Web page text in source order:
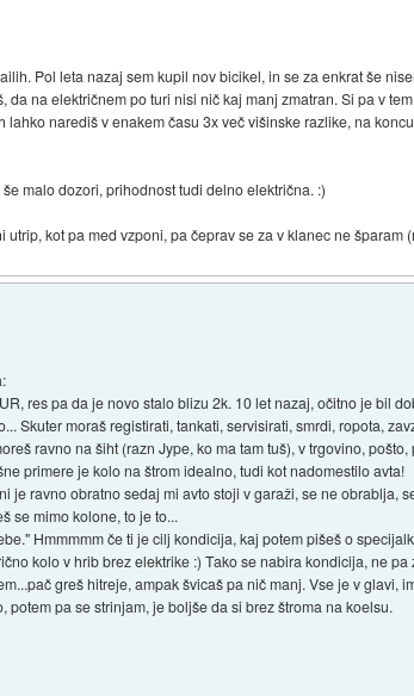
Pol leta nazaj sem kupil nov bicikel, in se za enkrat še
na električnem po turi nisi nič kaj manj zmatran. Si pa v
narediš v enakem času 3x več višinske razlike, na
malo dozori, prihodnost tudi delno električna. :)
kot pa med vzponi, pa čeprav se za v klanec ne šparam
res pa da je novo stalo blizu 2k. 10 let nazaj, očitno je bil
Skuter moraš registirati, tankati, servisirati, smrdi, ropota,
ravno na šiht (razn Jype, ko ma tam tuš), v trgovino,
primere je kolo na štrom idealno, tudi kot nadomestilo avta!
je ravno obratno sedaj mi avto stoji v garaži, se ne obrablja,
se mimo kolone, to je to...
Hmmmmm če ti je cilj kondicija, kaj potem pišeš o
kolo v hrib brez elektrike :) Tako se nabira kondicija, ne
greš hitreje, ampak švicaš pa nič manj. Vse je v glavi,
pa se strinjam, je boljše da si brez štroma na koelsu.